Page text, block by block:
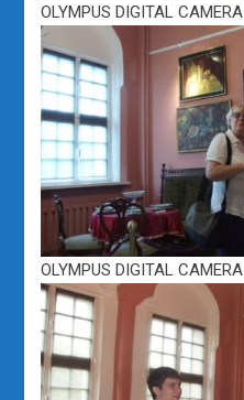
OLYMPUS DIGITAL CAMERA
OLYMPUS DIGITAL CAMERA